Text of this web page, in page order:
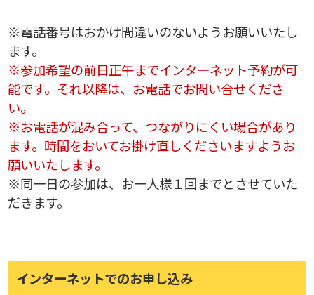
※電話番号はおかけ間違いのないようお願いいたし
ます。
※参加希望の前日正午までインターネット予約が可
能です。それ以降は、お電話でお問い合せくださ
い。
※お電話が混み合って、つながりにくい場合があり
ます。時間をおいてお掛け直しくださいますようお
願いいたします。
※同一日の参加は、お一人様１回までとさせていた
だきます。
インターネットでのお申し込み